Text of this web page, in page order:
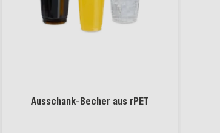
Ausschank-Becher aus rPET